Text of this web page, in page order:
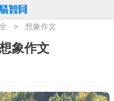
> 想象作文
象作文